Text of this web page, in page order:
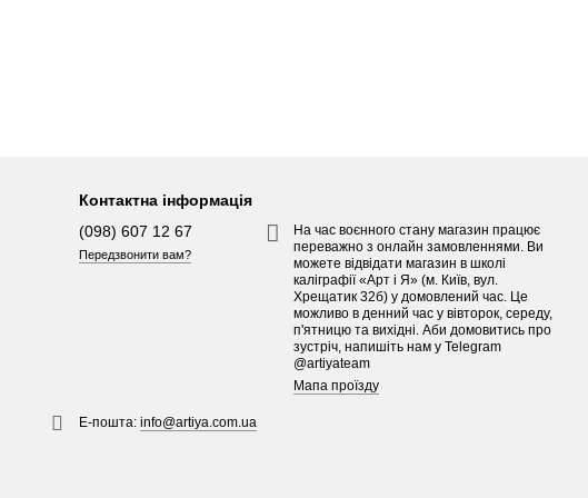
Контактна інформація
(098) 607 12 67
Передзвонити вам?
На час воєнного стану магазин працює
переважно з онлайн замовленнями. Ви
можете відвідати магазин в школі
каліграфії «Арт і Я» (м. Київ, вул.
Хрещатик 32б) у домовлений час. Це
можливо в денний час у вівторок, середу,
п'ятницю та вихідні. Аби домовитись про
зустріч, напишіть нам у Telegram
@artiyateam
Мапа проїзду
Е-пошта:info@artiya.com.ua